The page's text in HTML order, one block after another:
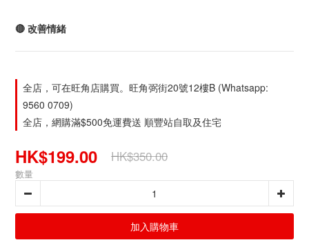
🔴 改善情緒
全店，可在旺角店購買。旺角弼街20號12樓B (Whatsapp:
9560 0709)
全店，網購滿$500免運費送 順豐站自取及住宅
HK$199.00 HK$350.00
數量
加入購物車